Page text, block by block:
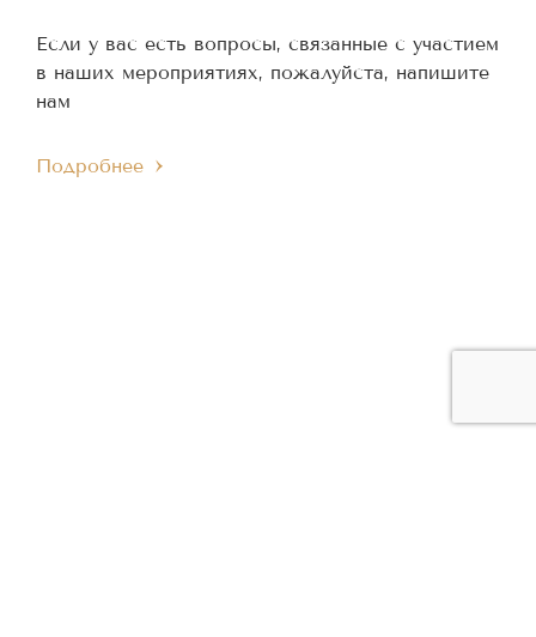
Если у вас есть вопросы, связанные с участием
в наших мероприятиях, пожалуйста, напишите
нам
Подробнее